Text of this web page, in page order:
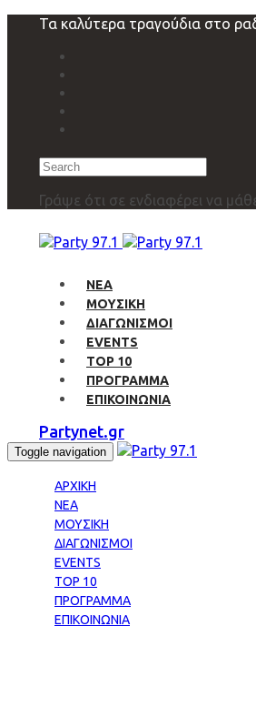
navigation
Τα καλύτερα τραγούδια στο
Search
Γράψε ότι σε ενδιαφέρει να
ΝΕΑ
ΜΟΥΣΙΚΗ
ΔΙΑΓΩΝΙΣΜΟΙ
EVENTS
TOP 10
ΠΡΟΓΡΑΜΜΑ
ΕΠΙΚΟΙΝΩΝΙΑ
Partynet.gr
Toggle navigation
ΑΡΧΙΚΗ
ΝΕΑ
ΜΟΥΣΙΚΗ
ΔΙΑΓΩΝΙΣΜΟΙ
EVENTS
TOP 10
ΠΡΟΓΡΑΜΜΑ
ΕΠΙΚΟΙΝΩΝΙΑ